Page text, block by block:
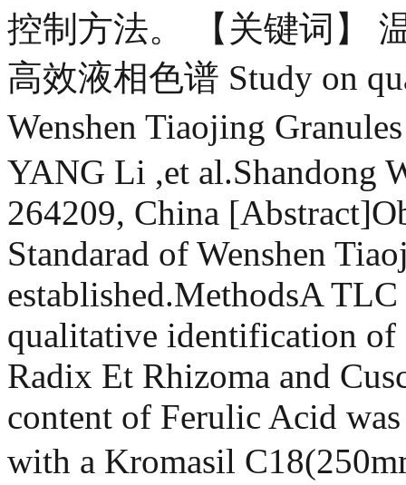
控制方法。 【关键词】
高效液相色谱 Study on
Wenshen Tiaojing
YANG Li ,et al.Shandong
264209, China
Standarad of Wenshen
established.MethodsA
qualitative identification of
Radix Et Rhizoma and
content of Ferulic Acid
with a Kromasil